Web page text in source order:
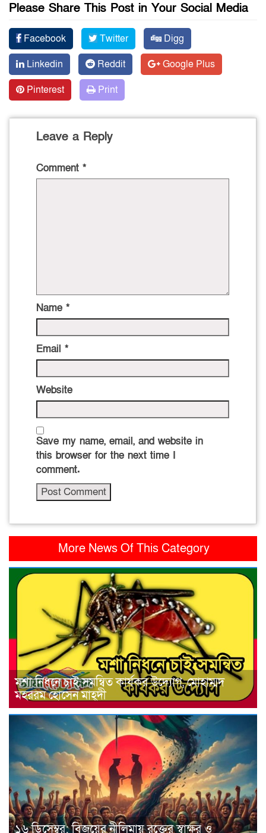
Please Share This Post in Your Social Media
Facebook Twitter
Digg
Linkedin
Reddit
Google Plus
Pinterest
Print
Leave a Reply
Comment *
Name *
Email *
Website
Save my name, email, and website in
this browser for the next time I
comment.
More News Of This Category
মশা নিধনে চাই সমন্বিত কার্যকর উদ্যোগ, মোহাম্মদ
মহররম হোসেন মাহ্দী
১৬ ডিসেম্বর: বিজয়ের নীলিমায় রক্তের স্বাক্ষর ও